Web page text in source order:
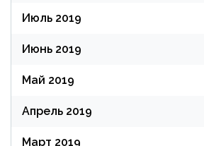
Июль 2019
Июнь 2019
Май 2019
Апрель 2019
Март 2019